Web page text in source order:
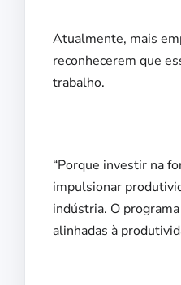
Atualmente, mais
reconhecerem que
trabalho.
“Porque investir na
impulsionar
indústria. O
alinhadas à